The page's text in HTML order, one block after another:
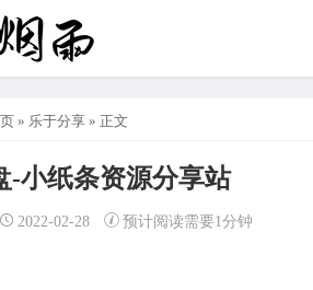
» 乐于分享 » 正文
-小纸条资源分享站
2022-02-28 预计阅读需要1分钟